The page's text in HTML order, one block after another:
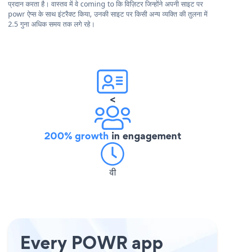
प्रदान करता है। वास्तव में वे coming to कि विज़िटर जिन्होंने अपनी साइट पर
powr ऐप्स के साथ इंटरैक्ट किया, उनकी साइट पर किसी अन्य व्यक्ति की तुलना में
2.5 गुना अधिक समय तक लगे रहे।
<
200% growth in engagement
वी
Every POWR app